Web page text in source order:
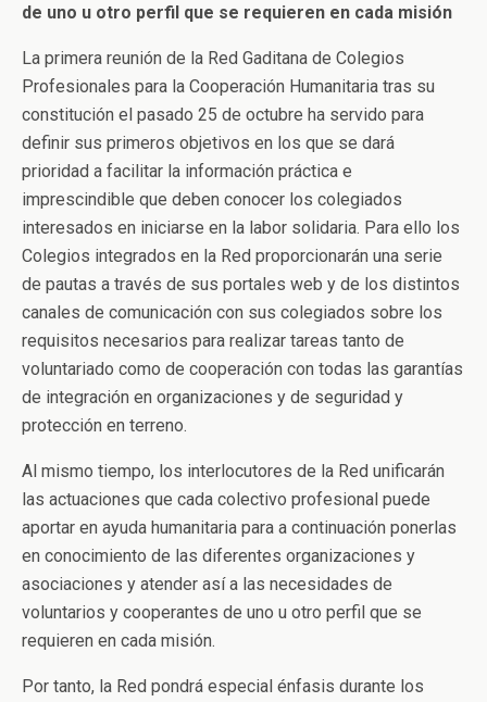
de uno u otro perfil que se requieren en cada misión
La primera reunión de la Red Gaditana de Colegios
Profesionales para la Cooperación Humanitaria tras su
constitución el pasado 25 de octubre ha servido para
definir sus primeros objetivos en los que se dará
prioridad a facilitar la información práctica e
imprescindible que deben conocer los colegiados
interesados en iniciarse en la labor solidaria. Para ello los
Colegios integrados en la Red proporcionarán una serie
de pautas a través de sus portales web y de los distintos
canales de comunicación con sus colegiados sobre los
requisitos necesarios para realizar tareas tanto de
voluntariado como de cooperación con todas las garantías
de integración en organizaciones y de seguridad y
protección en terreno.
Al mismo tiempo, los interlocutores de la Red unificarán
las actuaciones que cada colectivo profesional puede
aportar en ayuda humanitaria para a continuación ponerlas
en conocimiento de las diferentes organizaciones y
asociaciones y atender así a las necesidades de
voluntarios y cooperantes de uno u otro perfil que se
requieren en cada misión.
Por tanto, la Red pondrá especial énfasis durante los